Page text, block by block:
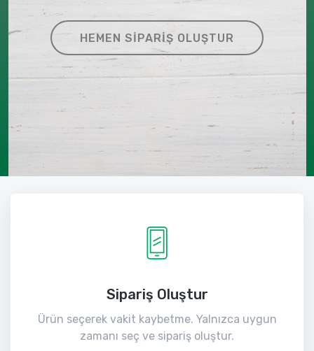
HEMEN SIPARIŞ OLUŞTUR
Sipariş Oluştur
Ürün seçerek vakit kaybetme. Yalnızca uygun
zamanı seç ve sipariş oluştur.